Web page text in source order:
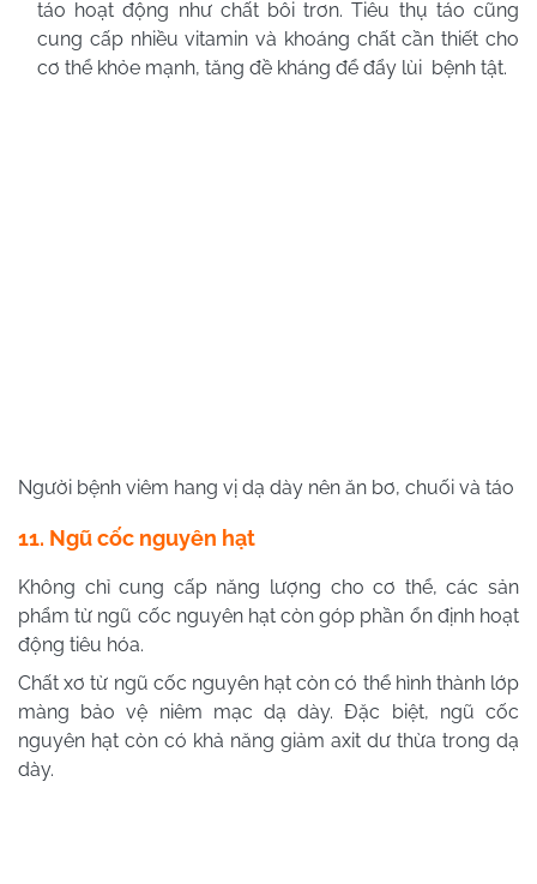
táo hoạt động như chất bôi trơn. Tiêu thụ táo cũng
cung cấp nhiều vitamin và khoáng chất cần thiết cho
cơ thể khỏe mạnh, tăng đề kháng để đẩy lùi bệnh tật.
Người bệnh viêm hang vị dạ dày nên ăn bơ, chuối và táo
11. Ngũ cốc nguyên hạt
Không chỉ cung cấp năng lượng cho cơ thể, các sản
phẩm từ ngũ cốc nguyên hạt còn góp phần ổn định hoạt
động tiêu hóa.
Chất xơ từ ngũ cốc nguyên hạt còn có thể hình thành lớp
màng bảo vệ niêm mạc dạ dày. Đặc biệt, ngũ cốc
nguyên hạt còn có khả năng giảm axit dư thừa trong dạ
dày.